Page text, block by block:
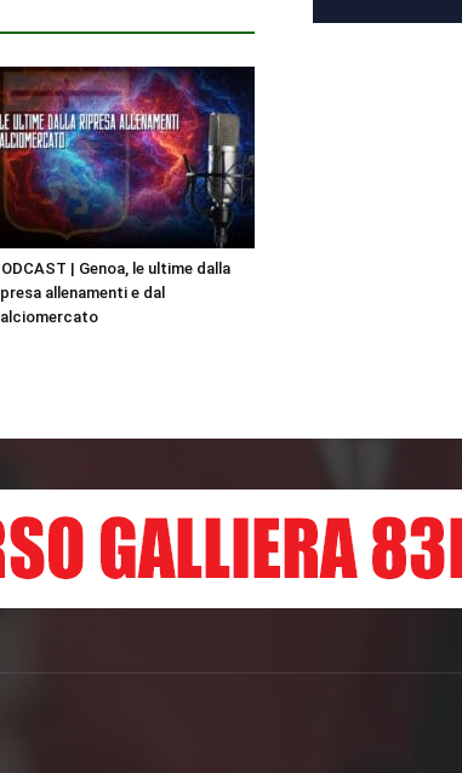
| Genoa, le ultime dalla
allenamenti e dal